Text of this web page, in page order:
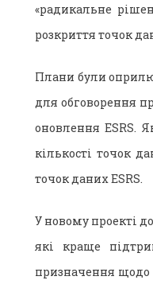
«радикальне
розкриття точок
Плани були
для обговорення
оновлення ESRS.
кількості точок
точок даних ESRS.
У новому проекті
які краще
призначення щодо